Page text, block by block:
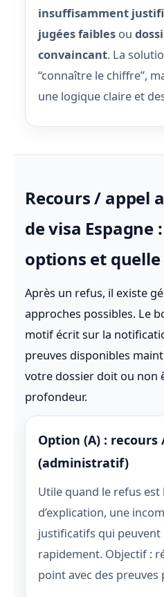
insuffisamment
jugées faibles ou
convaincant. La
“connaître le chiffre”,
une logique claire et
Recours / appel
de visa Espagne
options et
Après un refus, il existe
approches possibles. Le
motif écrit sur la
preuves disponibles
votre dossier doit ou non
profondeur.
Option (A) : recours
(administratif)
Utile quand le refus est
d’explication, une
justificatifs qui peuvent
rapidement. Objectif :
point avec des preuves